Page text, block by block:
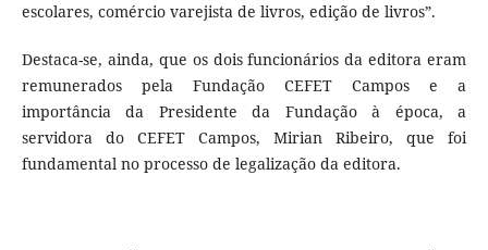
escolares, comércio varejista de livros, edição de livros”.
Destaca-se, ainda, que os dois funcionários da editora eram
remunerados pela Fundação CEFET Campos e a
importância da Presidente da Fundação à época, a
servidora do CEFET Campos, Mirian Ribeiro, que foi
fundamental no processo de legalização da editora.